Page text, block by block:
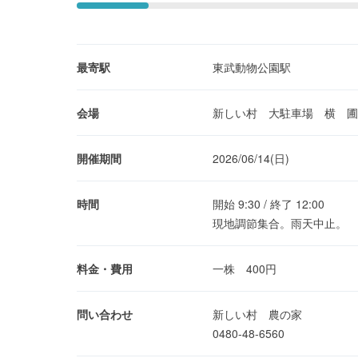
最寄駅 東武動物公園駅
会場 新しい村 大駐車場 横
開催期間 2026/06/14(日)
時間
開始 9:30 / 終了 12:00
現地調節集合。雨天中止。
料金・費用 一株 400円
問い合わせ
新しい村 農の家
0480-48-6560